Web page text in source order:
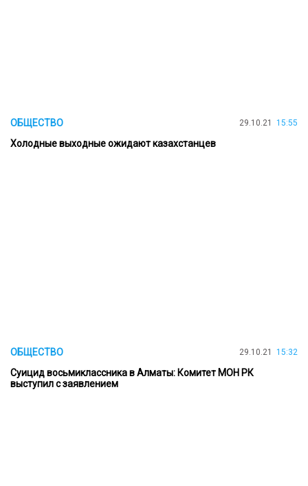
ОБЩЕСТВО 29.10.21 15:55
Холодные выходные ожидают казахстанцев
ОБЩЕСТВО 29.10.21 15:32
Суицид восьмиклассника в Алматы: Комитет МОН РК
выступил с заявлением